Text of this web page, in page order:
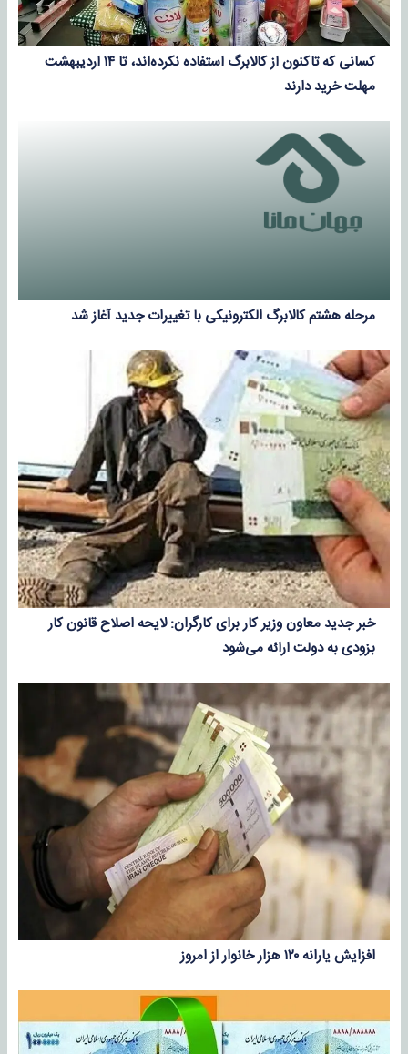
کسانی که تاکنون از کالابرگ استفاده نکرده‌اند، تا ۱۴ اردیبهشت
مهلت خرید دارند
مرحله هشتم کالابرگ الکترونیکی با تغییرات جدید آغاز شد
خبر جدید معاون وزیر کار برای کارگران: لایحه اصلاح قانون کار
بزودی به دولت ارائه می‌شود
افزایش یارانه ۱۲۰ هزار خانوار از امروز